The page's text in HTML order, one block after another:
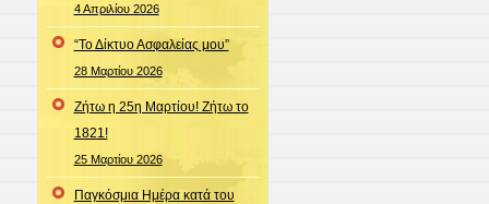
4 Απριλίου 2026
“Το Δίκτυο Ασφαλείας μου”
28 Μαρτίου 2026
Ζήτω η 25η Μαρτίου! Ζήτω το
1821!
25 Μαρτίου 2026
Παγκόσμια Ημέρα κατά του